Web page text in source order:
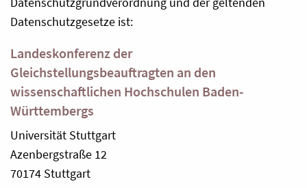
Datenschutzgesetze ist:
Landeskonferenz der
Gleichstellungsbeauftragten an den
wissenschaftlichen Hochschulen Baden-
Württembergs
Universität Stuttgart
Azenbergstraße 12
70174 Stuttgart